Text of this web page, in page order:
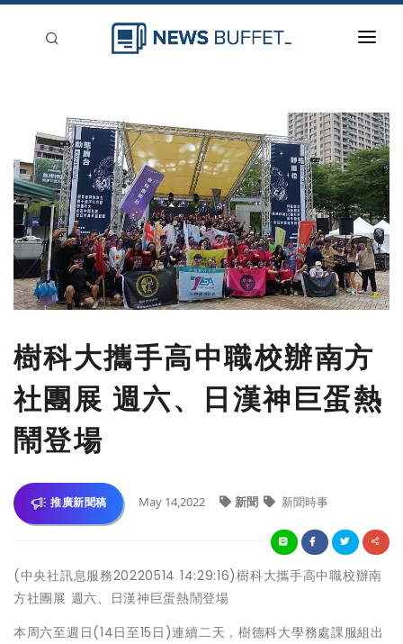
新聞稿分類
登入
刊登
樹科大攜手高中職校辦南方
社團展 週六、日漢神巨蛋熱
鬧登場
推廣新聞稿 May 14,2022 新聞 新聞時事
(中央社訊息服務20220514 14:29:16)樹科大攜手高中職校辦南
方社團展 週六、日漢神巨蛋熱鬧登場
本周六至週日(14日至15日)連續二天，樹德科大學務處課服組出